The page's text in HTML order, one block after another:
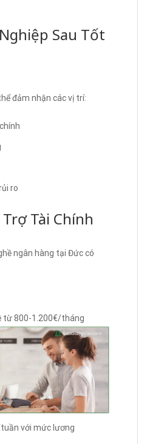
Sau Tốt
đảm nhận các vị trí:
ro
Tài Chính
ngân hàng tại Đức có
từ 800-1.200€/tháng
với mức lương